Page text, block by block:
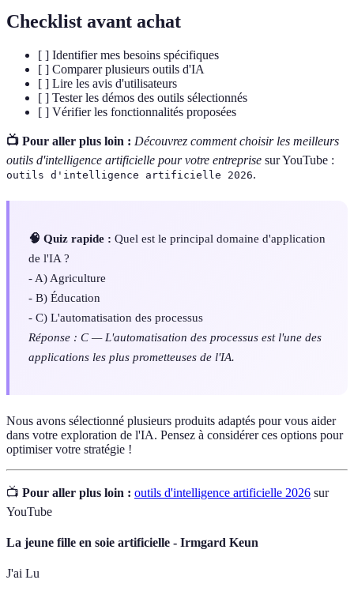
Checklist avant achat
[ ] Identifier mes besoins spécifiques
[ ] Comparer plusieurs outils d'IA
[ ] Lire les avis d'utilisateurs
[ ] Tester les démos des outils sélectionnés
[ ] Vérifier les fonctionnalités proposées
📺 Pour aller plus loin : Découvrez comment choisir les meilleurs
outils d'intelligence artificielle pour votre entreprise sur YouTube :
outils d'intelligence artificielle 2026.
🧠 Quiz rapide : Quel est le principal domaine d'application
de l'IA ?
- A) Agriculture
- B) Éducation
- C) L'automatisation des processus
Réponse : C — L'automatisation des processus est l'une des
applications les plus prometteuses de l'IA.
Nous avons sélectionné plusieurs produits adaptés pour vous aider
dans votre exploration de l'IA. Pensez à considérer ces options pour
optimiser votre stratégie !
📺 Pour aller plus loin : outils d'intelligence artificielle 2026 sur
YouTube
La jeune fille en soie artificielle - Irmgard Keun
J'ai Lu